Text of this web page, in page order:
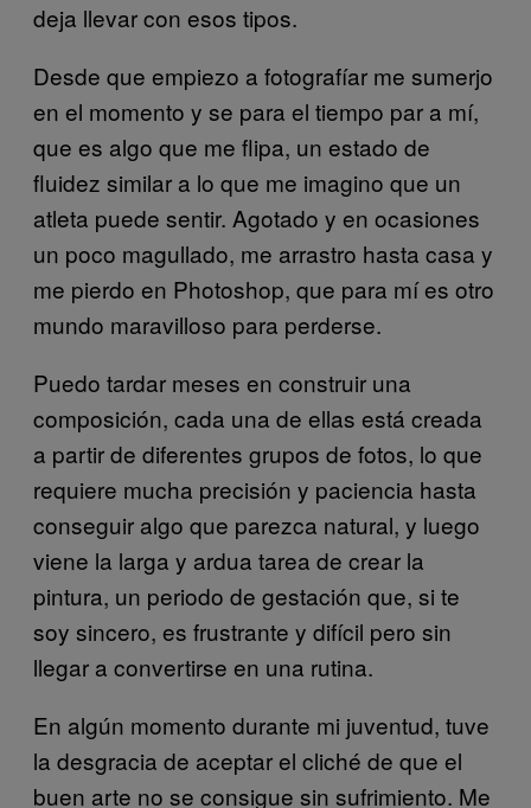
deja llevar con esos tipos.
Desde que empiezo a fotografíar me sumerjo
en el momento y se para el tiempo par a mí,
que es algo que me flipa, un estado de
fluidez similar a lo que me imagino que un
atleta puede sentir. Agotado y en ocasiones
un poco magullado, me arrastro hasta casa y
me pierdo en Photoshop, que para mí es otro
mundo maravilloso para perderse.
Puedo tardar meses en construir una
composición, cada una de ellas está creada
a partir de diferentes grupos de fotos, lo que
requiere mucha precisión y paciencia hasta
conseguir algo que parezca natural, y luego
viene la larga y ardua tarea de crear la
pintura, un periodo de gestación que, si te
soy sincero, es frustrante y difícil pero sin
llegar a convertirse en una rutina.
En algún momento durante mi juventud, tuve
la desgracia de aceptar el cliché de que el
buen arte no se consigue sin sufrimiento. Me